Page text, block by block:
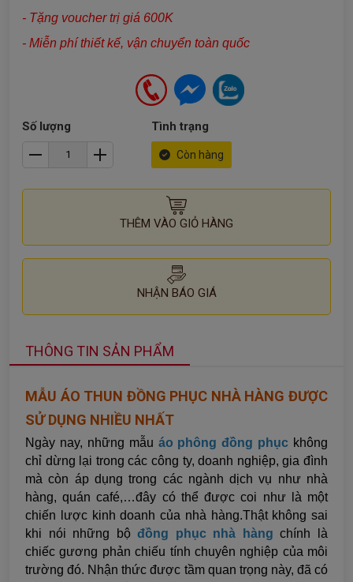
- Tặng voucher trị giá 600K
- Miễn phí thiết kế, vận chuyển toàn quốc
Số lượng Tình trạng
Còn hàng
THÊM VÀO GIỎ HÀNG
NHẬN BÁO GIÁ
THÔNG TIN SẢN PHẨM
MẪU ÁO THUN ĐỒNG PHỤC NHÀ HÀNG ĐƯỢC
SỬ DỤNG NHIỀU NHẤT
Ngày nay, những mẫu áo phông đồng phục không
chỉ dừng lại trong các công ty, doanh nghiệp, gia đình
mà còn áp dụng trong các ngành dịch vụ như nhà
hàng, quán café,…đây có thể được coi như là một
chiến lược kinh doanh của nhà hàng.Thật không sai
khi nói những bộđồng phục nhà hàng chính là
chiếc gương phản chiếu tính chuyên nghiệp của môi
trường đó. Nhận thức được tầm quan trọng này, đã có